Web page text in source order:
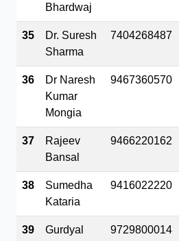
Bhardwaj
35
Dr. Suresh
Sharma
7404268487
36
Dr Naresh
Kumar
Mongia
9467360570
37
Rajeev
Bansal
9466220162
38
Sumedha
Kataria
9416022220
39
Gurdyal
9729800014